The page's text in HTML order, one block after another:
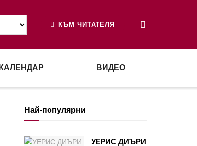
КЪМ ЧИТАТЕЛЯ
КАЛЕНДАР ВИДЕО
Най-популярни
УЕРИС ДИЪРИ